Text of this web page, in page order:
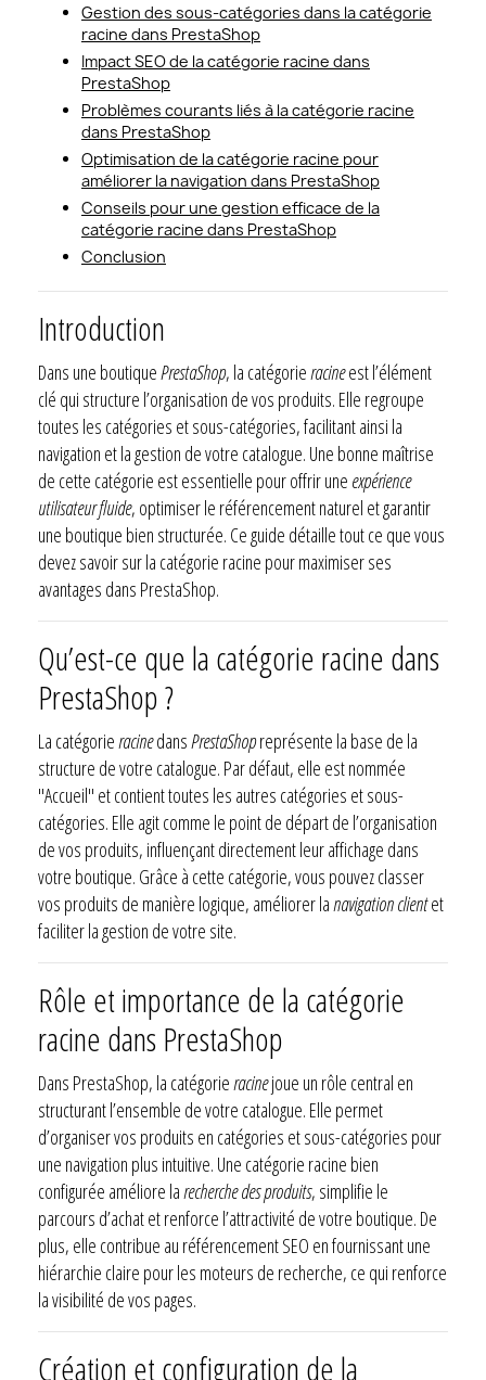
Gestion des sous-catégories dans la catégorie
racine dans PrestaShop
Impact SEO de la catégorie racine dans
PrestaShop
Problèmes courants liés à la catégorie racine
dans PrestaShop
Optimisation de la catégorie racine pour
améliorer la navigation dans PrestaShop
Conseils pour une gestion efficace de la
catégorie racine dans PrestaShop
Conclusion
Introduction
Dans une boutiquePrestaShop, la catégorie racineest l’élément
clé qui structure l’organisation de vos produits. Elle regroupe
toutes les catégories et sous-catégories, facilitant ainsi la
navigation et la gestion de votre catalogue. Une bonne maîtrise
de cette catégorie est essentielle pour offrir une expérience
utilisateur fluide, optimiser le référencement naturel et garantir
une boutique bien structurée. Ce guide détaille tout ce que vous
devez savoir sur la catégorie racine pour maximiser ses
avantages dans PrestaShop.
Qu’est-ce que la catégorie racine dans
PrestaShop ?
La catégorie racinedansPrestaShopreprésente la base de la
structure de votre catalogue. Par défaut, elle est nommée
"Accueil" et contient toutes les autres catégories et sous-
catégories. Elle agit comme le point de départ de l’organisation
de vos produits, influençant directement leur affichage dans
votre boutique. Grâce à cette catégorie, vous pouvez classer
vos produits de manière logique, améliorer la navigation clientet
faciliter la gestion de votre site.
Rôle et importance de la catégorie
racine dans PrestaShop
Dans PrestaShop, la catégorie racinejoue un rôle central en
structurant l’ensemble de votre catalogue. Elle permet
d’organiser vos produits en catégories et sous-catégories pour
une navigation plus intuitive. Une catégorie racine bien
configurée améliore la recherche des produits, simplifie le
parcours d’achat et renforce l’attractivité de votre boutique. De
plus, elle contribue au référencement SEO en fournissant une
hiérarchie claire pour les moteurs de recherche, ce qui renforce
la visibilité de vos pages.
Création et configuration de la